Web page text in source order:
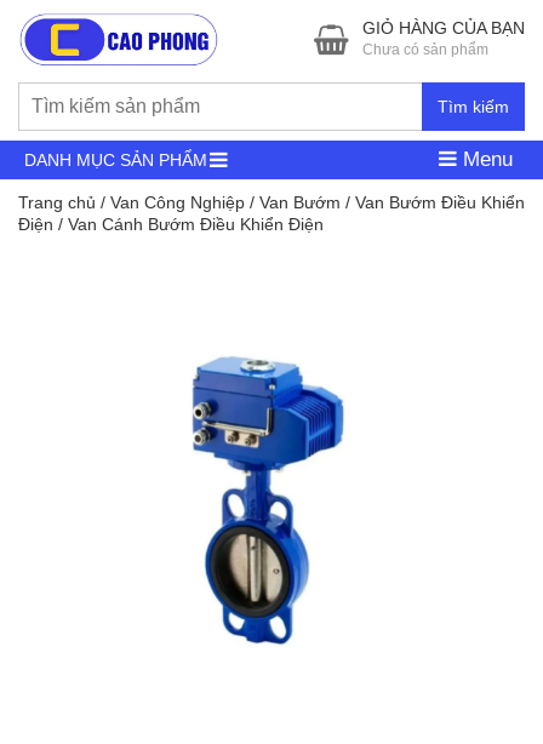
Tìm kiếm
GIỎ HÀNG CỦA BẠN
Chưa có sản phẩm
DANH MỤC SẢN PHẨM Menu
Trang chủ / Van Công Nghiệp / Van Bướm / Van Bướm Điều Khiển
Điện / Van Cánh Bướm Điều Khiển Điện